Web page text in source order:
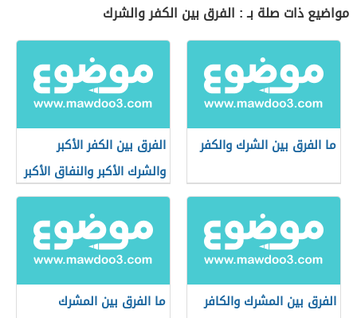
مواضيع ذات صلة بـ : الفرق بين الكفر والشرك
ما الفرق بين الشرك والكفر
الفرق بين الكفر الأكبر
والشرك الأكبر والنفاق الأكبر
الفرق بين المشرك والكافر
ما الفرق بين المشرك